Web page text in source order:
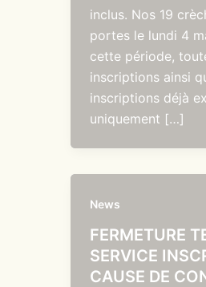
inclus. Nos 19
portes le lundi 4
cette période,
inscriptions ainsi
inscriptions déjà
uniquement […]
News
FERMETURE
SERVICE
CAUSE DE